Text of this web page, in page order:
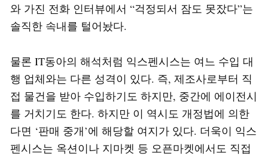
와 가진 전화 인터뷰에서 “걱정되서 잠도 못잤다”는
솔직한 속내를 털어놨다.
물론 IT동아의 해석처럼 익스펜시스는 여느 수입 대
행 업체와는 다른 성격이 있다. 즉, 제조사로부터 직
접 물건을 받아 수입하기도 하지만, 중간에 에이전시
를 거치기도 한다. 하지만 이 역시도 개정법에 의한
다면 ‘판매 중개’에 해당할 여지가 있다. 더욱이 익스
펜시스는 옥션이나 지마켓 등 오픈마켓에서도 직접